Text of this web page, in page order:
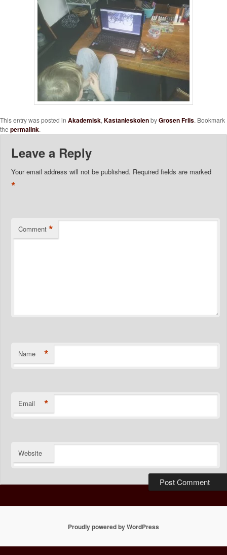
This entry was posted in Akademisk, KastanieskolenbyGrosen Friis. Bookmark
the permalink.
Leave a Reply
Your email address will not be published. Required fields are marked
*
Comment *
Name *
Email *
Website
Proudly powered by WordPress